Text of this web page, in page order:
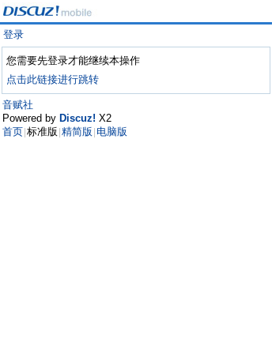
登录
您需要先登录才能继续本操作
点击此链接进行跳转
音赋社
Powered by Discuz! X2
首页 标准版 精简版 电脑版